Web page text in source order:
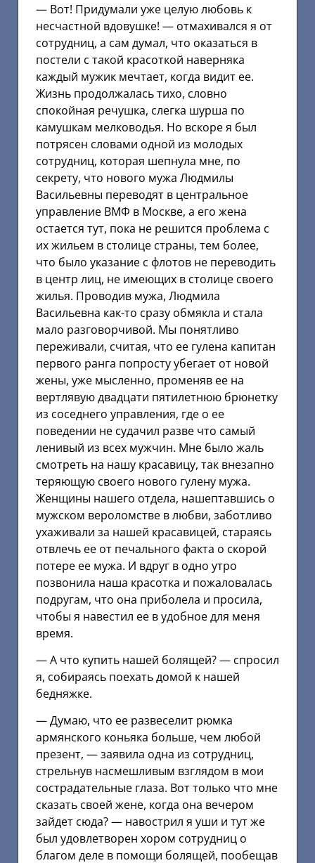
— Вот! Придумали уже целую любовь к
несчастной вдовушке! — отмахивался я от
сотрудниц, а сам думал, что оказаться в
постели с такой красоткой наверняка
каждый мужик мечтает, когда видит ее.
Жизнь продолжалась тихо, словно
спокойная речушка, слегка шурша по
камушкам мелководья. Но вскоре я был
потрясен словами одной из молодых
сотрудниц, которая шепнула мне, по
секрету, что нового мужа Людмилы
Васильевны переводят в центральное
управление ВМФ в Москве, а его жена
остается тут, пока не решится проблема с
их жильем в столице страны, тем более,
что было указание с флотов не переводить
в центр лиц, не имеющих в столице своего
жилья. Проводив мужа, Людмила
Васильевна как-то сразу обмякла и стала
мало разговорчивой. Мы понятливо
переживали, считая, что ее гулена капитан
первого ранга попросту убегает от новой
жены, уже мысленно, променяв ее на
вертлявую двадцати пятилетнюю брюнетку
из соседнего управления, где о ее
поведении не судачил разве что самый
ленивый из всех мужчин. Мне было жаль
смотреть на нашу красавицу, так внезапно
теряющую своего нового гулену мужа.
Женщины нашего отдела, нашептавшись о
мужском вероломстве в любви, заботливо
ухаживали за нашей красавицей, стараясь
отвлечь ее от печального факта о скорой
потере ее мужа. И вдруг в одно утро
позвонила наша красотка и пожаловалась
подругам, что она приболела и просила,
чтобы я навестил ее в удобное для меня
время.
— А что купить нашей болящей? — спросил
я, собираясь поехать домой к нашей
бедняжке.
— Думаю, что ее развеселит рюмка
армянского коньяка больше, чем любой
презент, — заявила одна из сотрудниц,
стрельнув насмешливым взглядом в мои
сострадательные глаза. Вот только что мне
сказать своей жене, когда она вечером
зайдет сюда? — навострил я уши и тут же
был удовлетворен хором сотрудниц о
благом деле в помощи болящей, пообещав